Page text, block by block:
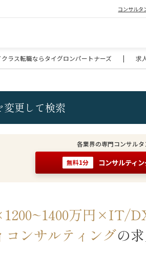
コンサルタ
ラス転職ならタイグロンパートナーズ | 求
変更して検索
各業界の専門コンサル
無料1分 コンサルティ
万円×IT/
コンサルティングの